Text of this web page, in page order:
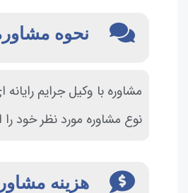
نحوه
مشاوره با وکیل جرایم
نوع مشاوره مورد نظر خود
هزینه